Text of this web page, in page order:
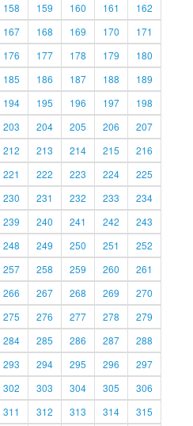
158 159 160 161
162
167 168 169 170
171
176 177 178 179
180
185 186 187 188
189
194 195 196 197
198
203 204 205 206
207
212 213 214 215
216
221 222 223 224
225
230 231 232 233
234
239 240 241 242
243
248 249 250 251
252
257 258 259 260
261
266 267 268 269
270
275 276 277 278
279
284 285 286 287
288
293 294 295 296
297
302 303 304 305
306
311 312 313 314 315